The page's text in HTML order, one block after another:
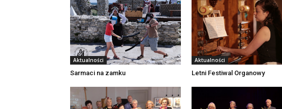
Aktualności
Sarmaci na zamku
Aktualności
Letni Festiwal Organowy